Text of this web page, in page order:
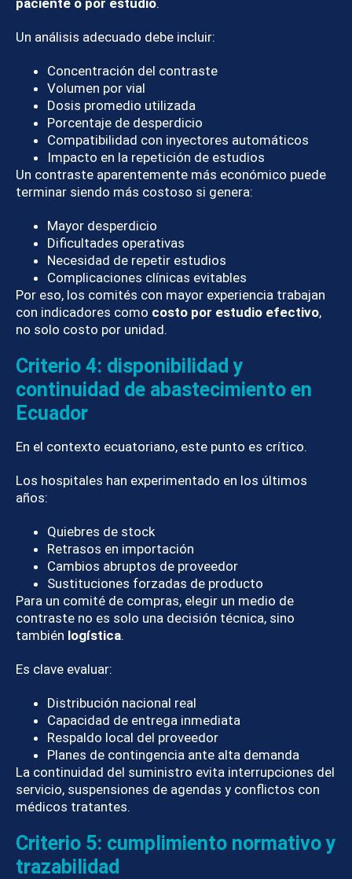
paciente o por estudio.
Un análisis adecuado debe incluir:
Concentración del contraste
Volumen por vial
Dosis promedio utilizada
Porcentaje de desperdicio
Compatibilidad con inyectores automáticos
Impacto en la repetición de estudios
Un contraste aparentemente más económico puede
terminar siendo más costoso si genera:
Mayor desperdicio
Dificultades operativas
Necesidad de repetir estudios
Complicaciones clínicas evitables
Por eso, los comités con mayor experiencia trabajan
con indicadores como costo por estudio efectivo,
no solo costo por unidad.
Criterio 4: disponibilidad y
continuidad de abastecimiento en
Ecuador
En el contexto ecuatoriano, este punto es crítico.
Los hospitales han experimentado en los últimos
años:
Quiebres de stock
Retrasos en importación
Cambios abruptos de proveedor
Sustituciones forzadas de producto
Para un comité de compras, elegir un medio de
contraste no es solo una decisión técnica, sino
también logística.
Es clave evaluar:
Distribución nacional real
Capacidad de entrega inmediata
Respaldo local del proveedor
Planes de contingencia ante alta demanda
La continuidad del suministro evita interrupciones del
servicio, suspensiones de agendas y conflictos con
médicos tratantes.
Criterio 5: cumplimiento normativo y
trazabilidad